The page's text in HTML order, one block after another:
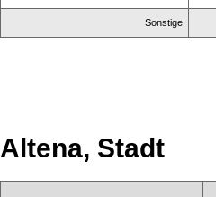
Sonstige
Altena, Stadt